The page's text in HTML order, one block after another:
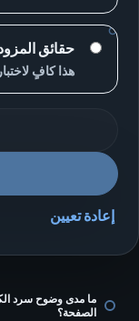
حقائق
هذا كافٍ
إعادة تعيين
ما مدى وضوح سرد
الصفحة؟